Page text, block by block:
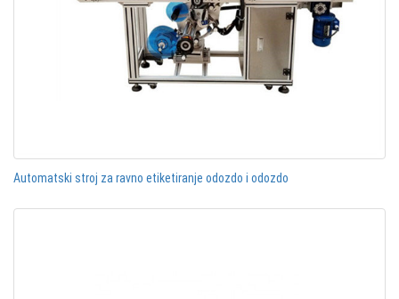
Automatski stroj za ravno etiketiranje odozdo i odozdo